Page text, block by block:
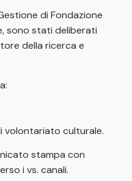
di Fondazione
sono stati deliberati
della ricerca e
culturale.
stampa con
i vs. canali.